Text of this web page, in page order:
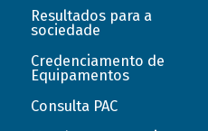
Resultados para a
sociedade
Credenciamento de
Equipamentos
Consulta PAC